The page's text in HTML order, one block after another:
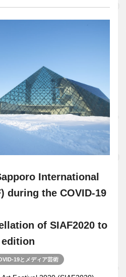
International
during the COVID-19
of SIAF2020 to
19とメディア芸術